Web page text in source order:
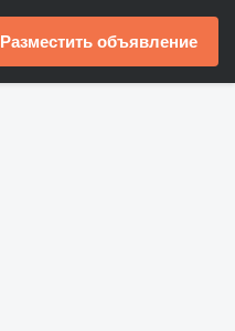
Разместить объявление